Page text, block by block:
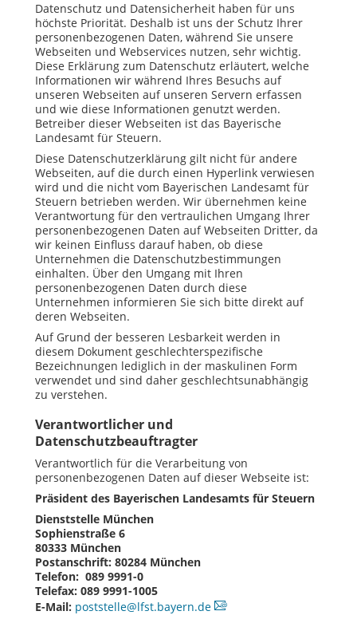
Datenschutz und Datensicherheit haben für uns
höchste Priorität. Deshalb ist uns der Schutz Ihrer
personenbezogenen Daten, während Sie unsere
Webseiten und Webservices nutzen, sehr wichtig.
Diese Erklärung zum Datenschutz erläutert, welche
Informationen wir während Ihres Besuchs auf
unseren Webseiten auf unseren Servern erfassen
und wie diese Informationen genutzt werden.
Betreiber dieser Webseiten ist das Bayerische
Landesamt für Steuern.
Diese Datenschutzerklärung gilt nicht für andere
Webseiten, auf die durch einen Hyperlink verwiesen
wird und die nicht vom Bayerischen Landesamt für
Steuern betrieben werden. Wir übernehmen keine
Verantwortung für den vertraulichen Umgang Ihrer
personenbezogenen Daten auf Webseiten Dritter, da
wir keinen Einfluss darauf haben, ob diese
Unternehmen die Datenschutzbestimmungen
einhalten. Über den Umgang mit Ihren
personenbezogenen Daten durch diese
Unternehmen informieren Sie sich bitte direkt auf
deren Webseiten.
Auf Grund der besseren Lesbarkeit werden in
diesem Dokument geschlechterspezifische
Bezeichnungen lediglich in der maskulinen Form
verwendet und sind daher geschlechtsunabhängig
zu verstehen.
Verantwortlicher und
Datenschutzbeauftragter
Verantwortlich für die Verarbeitung von
personenbezogenen Daten auf dieser Webseite ist:
Präsident des Bayerischen Landesamts für Steuern
Dienststelle München
Sophienstraße 6
80333 München
Postanschrift: 80284 München
Telefon: 089 9991-0
Telefax: 089 9991-1005
E-Mail: poststelle@lfst.bayern.de